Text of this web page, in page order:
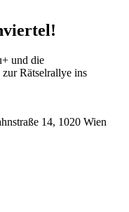
und die
zur Rätselrallye ins
14, 1020 Wien